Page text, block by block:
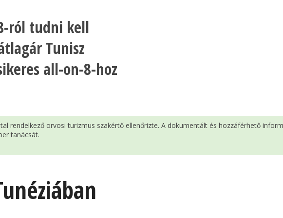
ról tudni kell
Tunisz
all-on-8-hoz
rendelkező orvosi turizmus szakértő ellenőrizte. A dokumentált és hozzáférhető
tanácsát.